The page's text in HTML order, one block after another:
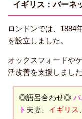
イギリス：バーネ
ロンドンでは、1884
を設立しました。
オックスフォードや
活改善を支援しました
◎語呂合わせ◎ バ
ト 夫妻、 イギリス